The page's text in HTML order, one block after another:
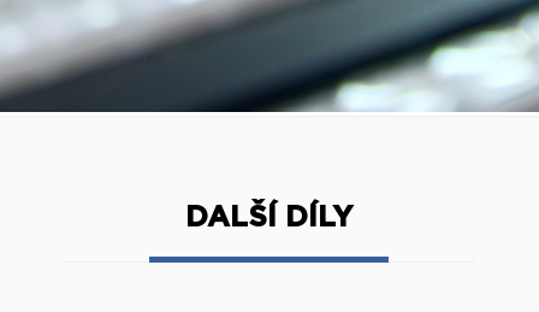
DALŠÍ DÍLY